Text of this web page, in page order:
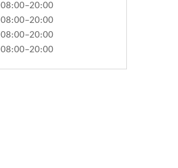
08:00–20:00
08:00–20:00
08:00–20:00
08:00–20:00